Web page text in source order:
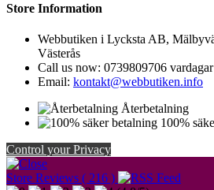
Store Information
Webbutiken i Lycksta AB,
Västerås
Call us now: 0739809706
Email: kontakt@webbutiken.info
Återbetalning
100%
Control your Privacy
Store Reviews ( 216 )